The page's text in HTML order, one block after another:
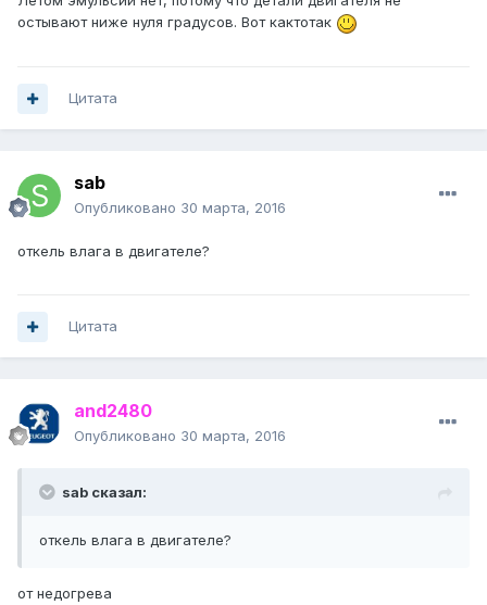
остывают ниже нуля градусов. Вот кактотак
Цитата
sab
Опубликовано 30 марта, 2016
откель влага в двигателе?
Цитата
and2480
Опубликовано 30 марта, 2016
sab сказал:
откель влага в двигателе?
от недогрева